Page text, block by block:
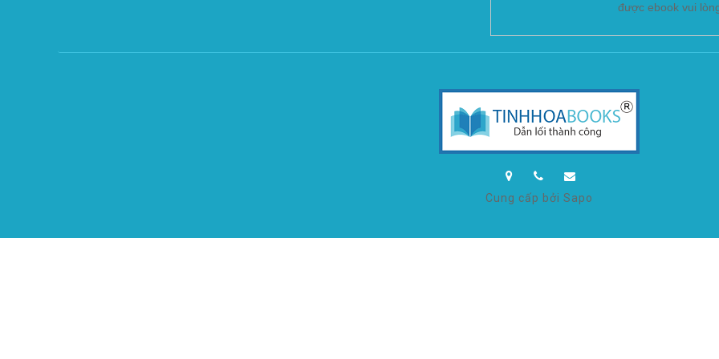
được ebook vui
Cung cấp bởi Sapo